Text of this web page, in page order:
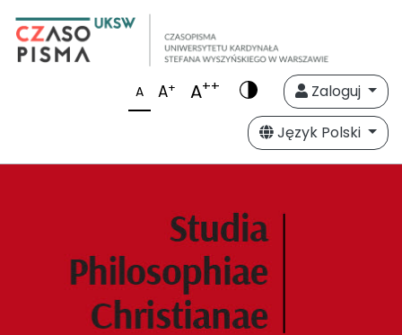
A A+ A++
Zaloguj
Język Polski